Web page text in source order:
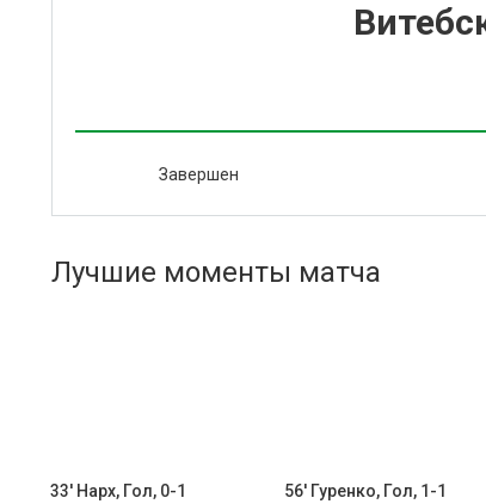
Завершен
Лучшие моменты матча
33' Нарх, Гол, 0-1
56' Гуренко, Гол, 1-1